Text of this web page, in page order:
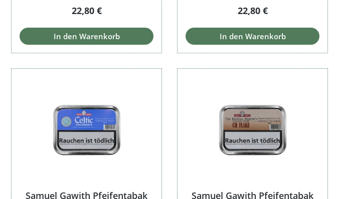
Regulärer Preis:
22,80 €
In den Warenkorb
Regulärer Preis:
22,80 €
In den Warenkorb
Samuel Gawith Pfeifentabak
Samuel Gawith Pfeifentabak